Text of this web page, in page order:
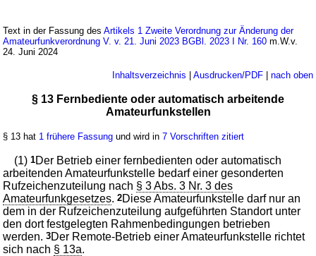
Text in der Fassung desArtikels 1 Zweite Verordnung zur Änderung der
Amateurfunkverordnung V. v. 21. Juni 2023 BGBl. 2023 I Nr. 160 m.W.v.
24. Juni 2024
Inhaltsverzeichnis | Ausdrucken/PDF| nach oben
§ 13 Fernbediente oder automatisch arbeitende
Amateurfunkstellen
§ 13 hat 1 frühere Fassung und wird in7 Vorschriften zitiert
(1)1Der Betrieb einer fernbedienten oder automatisch
arbeitenden Amateurfunkstelle bedarf einer gesonderten
Rufzeichenzuteilung nach § 3 Abs. 3 Nr. 3 des
Amateurfunkgesetzes.2Diese Amateurfunkstelle darf nur an
dem in der Rufzeichenzuteilung aufgeführten Standort unter
den dort festgelegten Rahmenbedingungen betrieben
werden.3Der Remote-Betrieb einer Amateurfunkstelle richtet
sich nach § 13a.